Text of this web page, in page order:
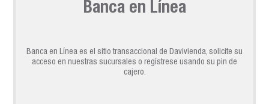
Banca en Línea
Banca en Línea es el sitio transaccional de Davivienda, solicite su
acceso en nuestras sucursales o regístrese usando su pin de
cajero.